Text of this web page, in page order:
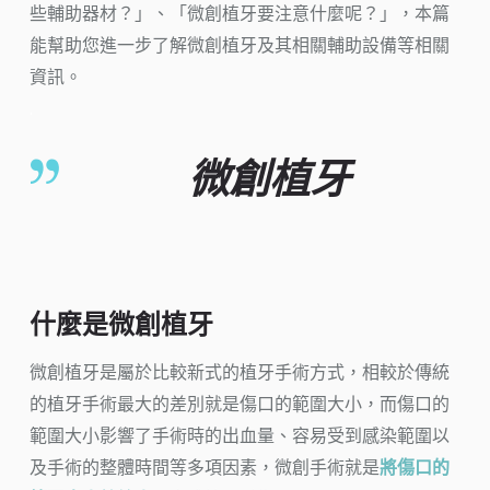
些輔助器材？」、「微創植牙要注意什麼呢？」，本篇
能幫助您進一步了解微創植牙及其相關輔助設備等相關
資訊。
微創植牙
什麼是微創植牙
微創植牙是屬於比較新式的植牙手術方式，相較於傳統
的植牙手術最大的差別就是傷口的範圍大小，而傷口的
範圍大小影響了手術時的出血量、容易受到感染範圍以
及手術的整體時間等多項因素，微創手術就是將傷口的